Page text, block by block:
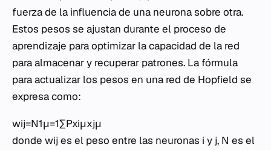
fuerza de la influencia de una neurona sobre otra.
Estos pesos se ajustan durante el proceso de
aprendizaje para optimizar la capacidad de la red
para almacenar y recuperar patrones. La fórmula
para actualizar los pesos en una red de Hopfield se
expresa como:
wij​=N1​μ=1∑P​xiμ​xjμ​
donde wij​ es el peso entre las neuronas i y j, N es el